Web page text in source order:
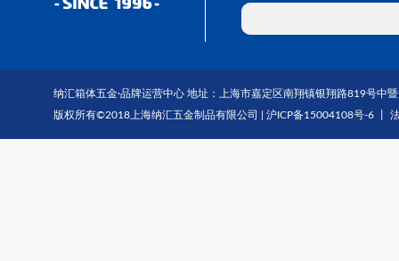
纳汇箱体五金·品牌运营中心 地址：上海市嘉定区南翔镇银翔路819号中
版权所有©2018上海纳汇五金制品有限公司 | 沪ICP备15004108号-6